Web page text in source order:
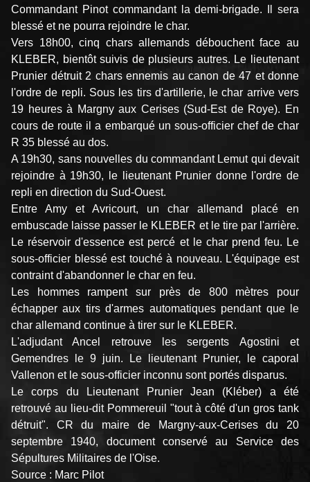
Commandant Pinot commandant la demi-brigade. Il sera
blessé et ne pourra rejoindre le char.
Vers 18h00, cinq chars allemands débouchent face au
KLEBER, bientôt suivis de plusieurs autres. Le lieutenant
Prunier détruit 2 chars ennemis au canon de 47 et donne
l'ordre de repli. Sous les tirs d'artillerie, le char arrive vers
19 heures à Margny aux Cerises (Sud-Est de Roye). En
cours de route il a embarqué un sous-officier chef de char
R 35 blessé au dos.
A 19h30, sans nouvelles du commandant Lemut qui devait
rejoindre à 19h30, le lieutenant Prunier donne l'ordre de
repli en direction du Sud-Ouest.
Entre Amy et Avricourt, un char allemand placé en
embuscade laisse passer le KLEBER et le tire par l'arrière.
Le réservoir d'essence est percé et le char prend feu. Le
sous-officier blessé est touché à nouveau. L'équipage est
contraint d'abandonner le char en feu.
Les hommes rampent sur près de 800 mètres pour
échapper aux tirs d'armes automatiques pendant que le
char allemand continue à tirer sur le KLEBER.
L'adjudant Ancel retrouve les sergents Agostini et
Gemendres le 9 juin. Le lieutenant Prunier, le caporal
Vallenon et le sous-officier inconnu sont portés disparus.
Le corps du Lieutenant Prunier Jean (Kléber) a été
retrouvé au lieu-dit Pommereuil "tout à côté d'un gros tank
détruit". CR du maire de Margny-aux-Cerises du 20
septembre 1940, document conservé au Service des
Sépultures Militaires de l'Oise.
Source : Marc Pilot